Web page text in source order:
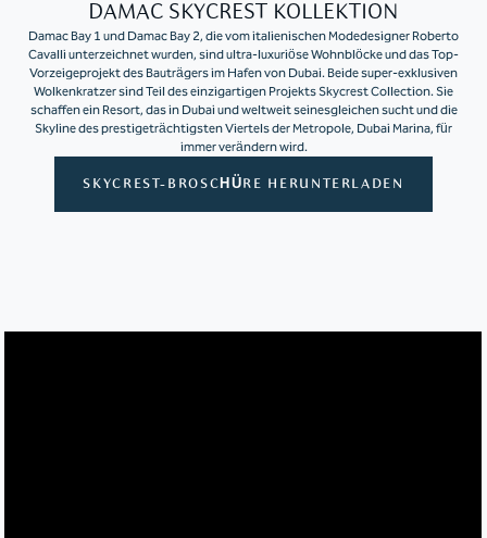
DAMAC SKYCREST KOLLEKTION
Damac Bay 1 und Damac Bay 2, die vom italienischen Modedesigner Roberto
Cavalli unterzeichnet wurden, sind ultra-luxuriöse Wohnblöcke und das Top-
Vorzeigeprojekt des Bauträgers im Hafen von Dubai. Beide super-exklusiven
Wolkenkratzer sind Teil des einzigartigen Projekts Skycrest Collection. Sie
schaffen ein Resort, das in Dubai und weltweit seinesgleichen sucht und die
Skyline des prestigeträchtigsten Viertels der Metropole, Dubai Marina, für
immer verändern wird.
SKYCREST-BROSCHÜRE HERUNTERLADEN